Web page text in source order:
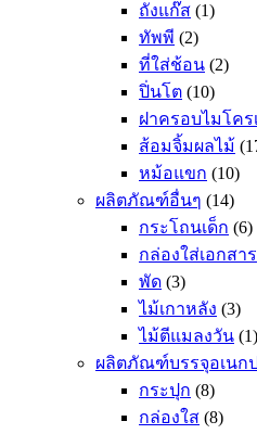
ถังแก๊ส (1)
ทัพพี (2)
ที่ใส่ช้อน (2)
ปิ่นโต (10)
ฝาครอบไมโคร
ส้อมจิ้มผลไม้
หม้อแขก (10)
ผลิตภัณฑ์อื่นๆ (14)
กระโถนเด็ก (6)
กล่องใส่เอกสาร
พัด (3)
ไม้เกาหลัง (3)
ไม้ตีแมลงวัน (1)
ผลิตภัณฑ์บรรจุอเนก
กระปุก (8)
กล่องใส (8)